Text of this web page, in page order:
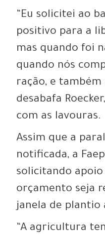
“Eu solicitei ao
positivo para a
mas quando foi
quando nós
ração, e
desabafa
com as lavouras.
Assim que a
notificada, a
solicitando
orçamento seja
janela de plantio
“A agricultura